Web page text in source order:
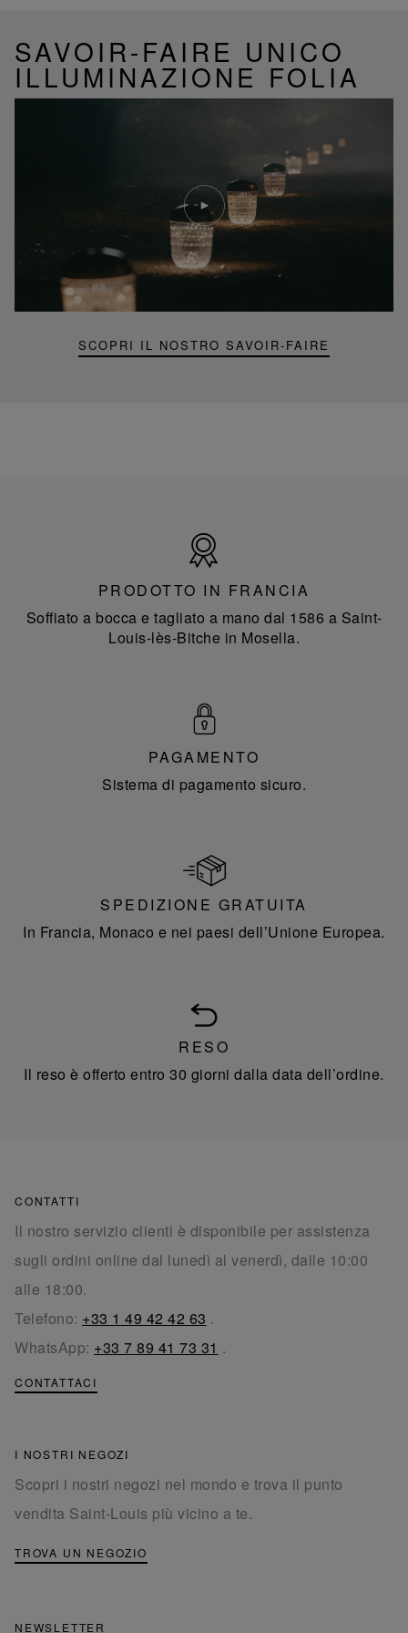
SAVOIR-FAIRE UNICO
ILLUMINAZIONE FOLIA
SCOPRI IL NOSTRO SAVOIR-FAIRE
Riproduci
video
Video
YouTube,
lampada
portatile
mini
Francia
PRODOTTO IN FRANCIA
Soffiato a bocca e tagliato a mano dal 1586 a Saint-
Louis-lès-Bitche in Mosella.
PAGAMENTO
Sistema di pagamento sicuro.
SPEDIZIONE GRATUITA
In Francia, Monaco e nei paesi dell’Unione Europea.
RESO
Il reso è offerto entro 30 giorni dalla data dell’ordine.
CONTATTI
Il nostro servizio clienti è disponibile per assistenza
sugli ordini online dal lunedì al venerdì, dalle 10:00
alle 18:00.
Telefono: +33 1 49 42 42 63 .
WhatsApp: +33 7 89 41 73 31 .
CONTATTACI
I NOSTRI NEGOZI
Scopri i nostri negozi nel mondo e trova il punto
vendita Saint-Louis più vicino a te.
TROVA UN NEGOZIO
NEWSLETTER